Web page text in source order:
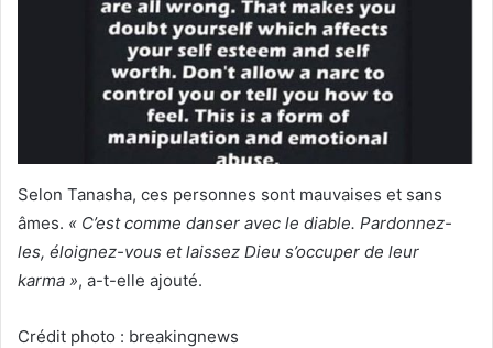
Selon Tanasha, ces personnes sont mauvaises et sans
âmes. « C’est comme danser avec le diable. Pardonnez-
les, éloignez-vous et laissez Dieu s’occuper de leur
karma », a-t-elle ajouté.
Crédit photo : breakingnews